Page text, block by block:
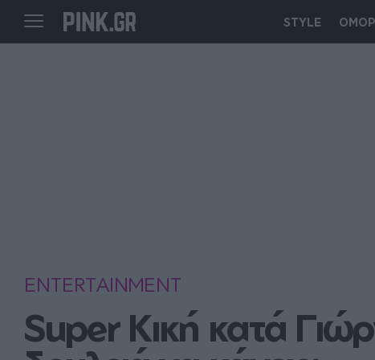
STYLE
ENTERTAINMENT
Super Κική κατά